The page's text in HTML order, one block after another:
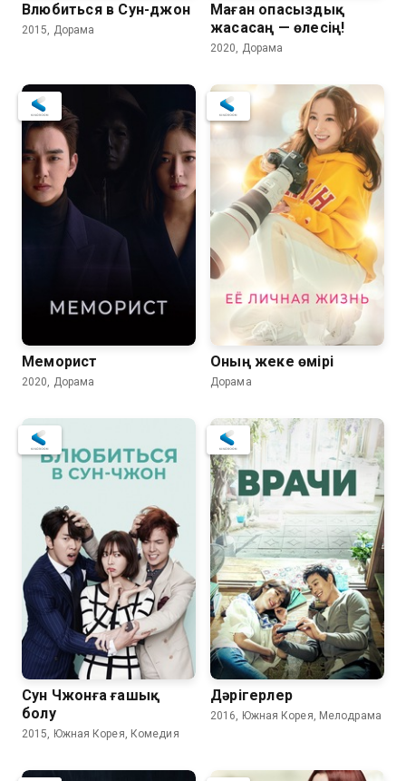
Влюбиться в Сун-джон
2015, Дорама
Маған опасыздық
жасасаң — өлесің!
2020, Дорама
7.6 7.7
Меморист
2020, Дорама
7.6
Оның жеке өмірі
Дорама
Сун Чжонға ғашық
болу
2015, Южная Корея, Комедия
Дәрігерлер
2016, Южная Корея, Мелодрама